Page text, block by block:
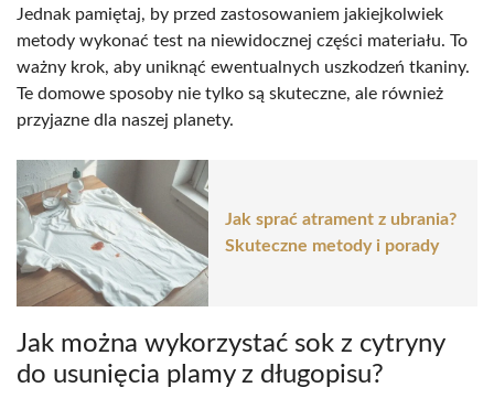
Jednak pamiętaj, by przed zastosowaniem jakiejkolwiek
metody wykonać test na niewidocznej części materiału. To
ważny krok, aby uniknąć ewentualnych uszkodzeń tkaniny.
Te domowe sposoby nie tylko są skuteczne, ale również
przyjazne dla naszej planety.
Jak sprać atrament z ubrania?
Skuteczne metody i porady
Jak można wykorzystać sok z cytryny
do usunięcia plamy z długopisu?